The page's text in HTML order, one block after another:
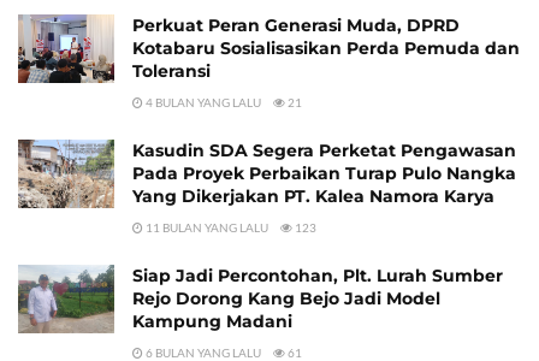
Perkuat Peran Generasi Muda, DPRD
Kotabaru Sosialisasikan Perda Pemuda dan
Toleransi
4 BULAN YANG LALU 21
Kasudin SDA Segera Perketat Pengawasan
Pada Proyek Perbaikan Turap Pulo Nangka
Yang Dikerjakan PT. Kalea Namora Karya
11 BULAN YANG LALU 123
Siap Jadi Percontohan, Plt. Lurah Sumber
Rejo Dorong Kang Bejo Jadi Model
Kampung Madani
6 BULAN YANG LALU 61